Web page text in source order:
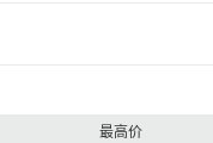
最高价